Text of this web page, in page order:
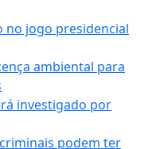
no jogo presidencial
ambiental para
investigado por
podem ter